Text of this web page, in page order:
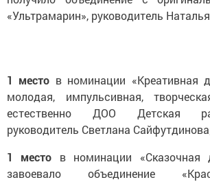
«Ультрамарин», руководитель
1 место в номинации «Креативная
молодая, импульсивная,
естественно ДОО Детская
руководитель Светлана
1 место в номинации «Сказочная
завоевало объединение